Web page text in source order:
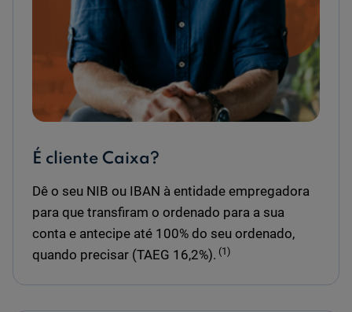
É cliente Caixa?
Dê o seu NIB ou IBAN à entidade empregadora
para que transfiram o ordenado para a sua
conta e antecipe até 100% do seu ordenado,
quando precisar (TAEG 16,2%). (1)